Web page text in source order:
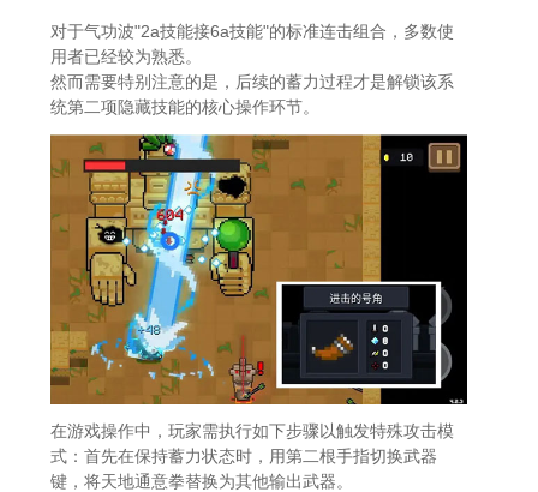
对于气功波"2a技能接6a技能"的标准连击组合，多数使
用者已经较为熟悉。
然而需要特别注意的是，后续的蓄力过程才是解锁该系
统第二项隐藏技能的核心操作环节。
在游戏操作中，玩家需执行如下步骤以触发特殊攻击模
式：首先在保持蓄力状态时，用第二根手指切换武器
键，将天地通意拳替换为其他输出武器。